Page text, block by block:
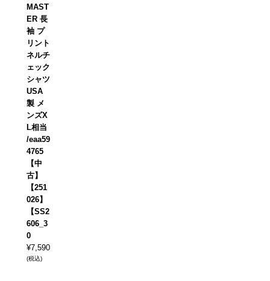
MAST
ER 長
袖 プ
リント
ネルチ
ェック
シャツ
USA
製 メ
ンズX
L相当
/eaa59
4765
【中
古】
【251
026】
【SS2
606_3
0
¥7,590
(税込)